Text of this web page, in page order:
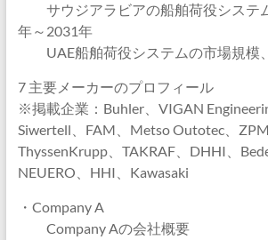
サウジアラビアの船舶荷役システ
年～2031年
UAE船舶荷役システムの市場規模
7 主要メーカーのプロフィール
※掲載企業：Buhler、VIGAN
Siwertell、FAM、Metso Outotec、
ThyssenKrupp、TAKRAF、DHHI、
NEUERO、HHI、Kawasaki
・Company A
Company Aの会社概要